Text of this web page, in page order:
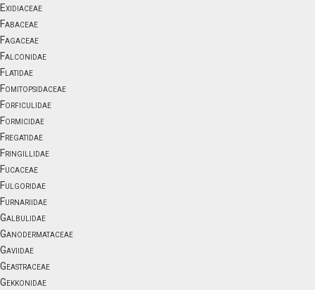
Exidiaceae
Fabaceae
Fagaceae
Falconidae
Flatidae
Fomitopsidaceae
Forficulidae
Formicidae
Fregatidae
Fringillidae
Fucaceae
Fulgoridae
Furnariidae
Galbulidae
Ganodermataceae
Gaviidae
Geastraceae
Gekkonidae